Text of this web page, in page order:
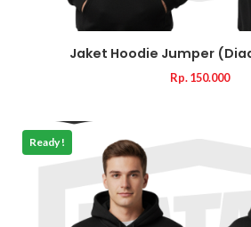
Jaket Hoodie Jumper
Rp. 150.000
Ready !